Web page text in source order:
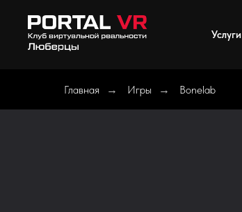
Услуги
Главная → Игры → Bonelab